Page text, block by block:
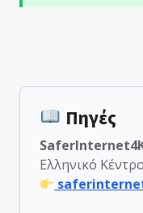
Πηγές
Ελληνικό